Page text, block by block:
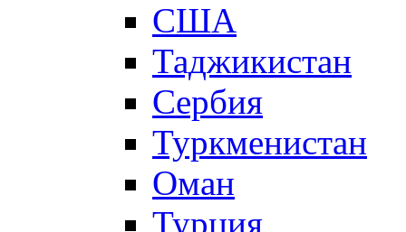
США
Таджикистан
Сербия
Туркменистан
Оман
Турция